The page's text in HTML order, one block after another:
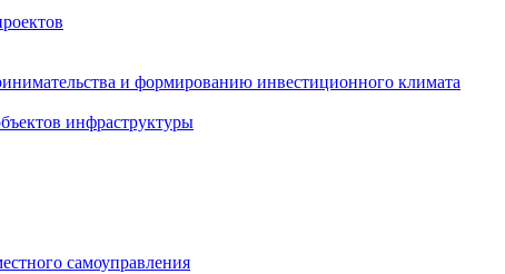
и формированию инвестиционного климата
инфраструктуры
самоуправления